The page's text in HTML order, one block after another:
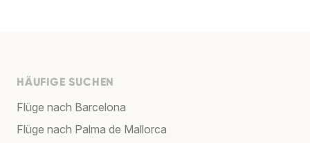
HÄUFIGE SUCHEN
Flüge nach Barcelona
Flüge nach Palma de Mallorca